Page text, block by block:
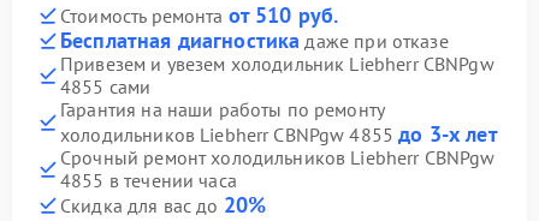
Стоимость ремонта от 510 руб.
Бесплатная диагностика даже при отказе
Привезем и увезем холодильник Liebherr CBNPgw
4855 сами
Гарантия на наши работы по ремонту
холодильников Liebherr CBNPgw 4855до 3-х лет
Срочный ремонт холодильников Liebherr CBNPgw
4855 в течении часа
Скидка для вас до 20%